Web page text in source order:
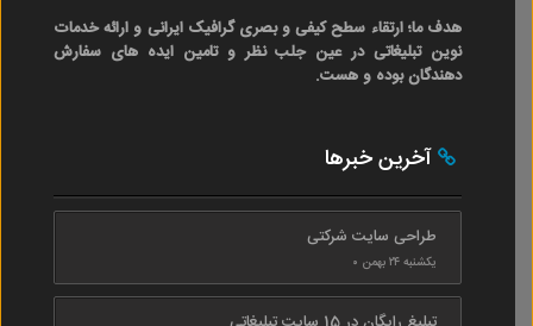
هدف ما؛ ارتقاء سطح کیفی و بصری گرافیک ایرانی و ارائه خدمات
نوین تبلیغاتی در عین جلب نظر و تامین ایده های سفارش
دهندگان بوده و هست.
آخرین خبرها
طراحی سایت شرکتی
یکشنبه ۲۴ بهمن ۰